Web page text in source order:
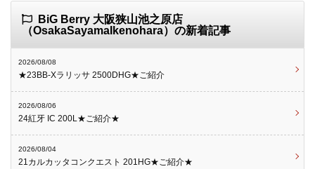
BiG Berry 大阪狭山池之原店
（OsakaSayamaIkenohara）の新着記事
2026/08/08
★23BB-Xラリッサ 2500DHG★ご紹介
2026/08/06
24紅牙 IC 200L★ご紹介★
2026/08/04
21カルカッタコンクエスト 201HG★ご紹介★